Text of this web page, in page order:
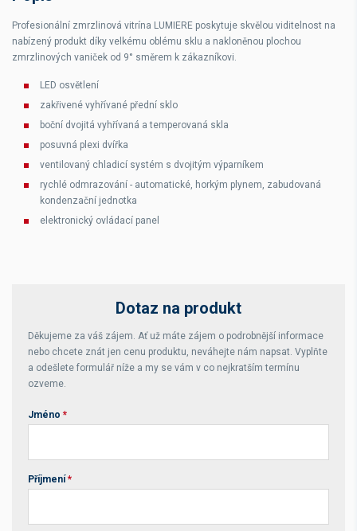
Profesionální zmrzlinová vitrína LUMIERE poskytuje skvělou viditelnost na
nabízený produkt díky velkému oblému sklu a nakloněnou plochou
zmrzlinových vaniček od 9° směrem k zákazníkovi.
LED osvětlení
zakřivené vyhřívané přední sklo
boční dvojitá vyhřívaná a temperovaná skla
posuvná plexi dvířka
ventilovaný chladicí systém s dvojitým výparníkem
rychlé odmrazování - automatické, horkým plynem, zabudovaná
kondenzační jednotka
elektronický ovládací panel
Dotaz na produkt
Děkujeme za váš zájem. Ať už máte zájem o podrobnější informace
nebo chcete znát jen cenu produktu, neváhejte nám napsat. Vyplňte
a odešlete formulář níže a my se vám v co nejkratším termínu
ozveme.
Jméno *
Příjmení *